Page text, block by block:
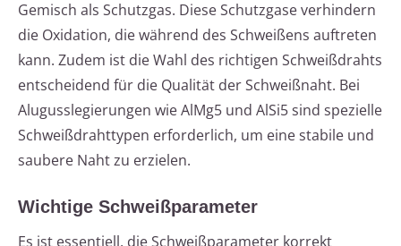
Gemisch als Schutzgas. Diese Schutzgase verhindern
die Oxidation, die während des Schweißens auftreten
kann. Zudem ist die Wahl des richtigen Schweißdrahts
entscheidend für die Qualität der Schweißnaht. Bei
Alugusslegierungen wie AlMg5 und AlSi5 sind spezielle
Schweißdrahttypen erforderlich, um eine stabile und
saubere Naht zu erzielen.
Wichtige Schweißparameter
Es ist essentiell, die Schweißparameter korrekt